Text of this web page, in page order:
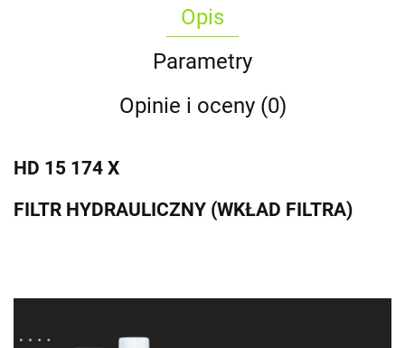
Opis
Parametry
Opinie i oceny (0)
HD 15 174 X
FILTR HYDRAULICZNY (WKŁAD FILTRA)